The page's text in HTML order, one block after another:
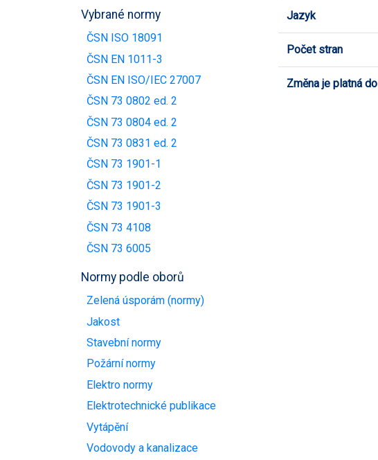
Vybrané normy
ČSN ISO 18091
ČSN EN 1011-3
ČSN EN ISO/IEC 27007
ČSN 73 0802 ed. 2
ČSN 73 0804 ed. 2
ČSN 73 0831 ed. 2
ČSN 73 1901-1
ČSN 73 1901-2
ČSN 73 1901-3
ČSN 73 4108
ČSN 73 6005
Normy podle oborů
Zelená úsporám (normy)
Jakost
Stavební normy
Požární normy
Elektro normy
Elektrotechnické publikace
Vytápění
Vodovody a kanalizace
Jazyk
Počet stran
Změna je platná do